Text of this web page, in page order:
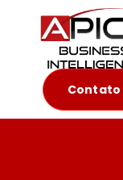
Contato